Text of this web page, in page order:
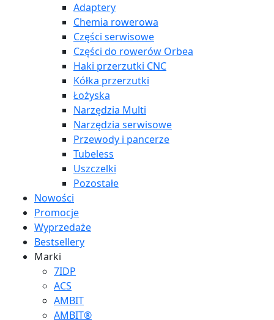
Adaptery
Chemia rowerowa
Części serwisowe
Części do rowerów Orbea
Haki przerzutki CNC
Kółka przerzutki
Łożyska
Narzędzia Multi
Narzędzia serwisowe
Przewody i pancerze
Tubeless
Uszczelki
Pozostałe
Nowości
Promocje
Wyprzedaże
Bestsellery
Marki
7IDP
ACS
AMBIT
AMBIT®